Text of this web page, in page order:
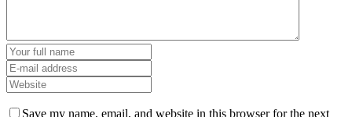
Save my name, email, and website in this browser for the next